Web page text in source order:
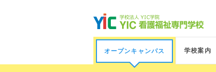
オープンキャンパス 学校案内